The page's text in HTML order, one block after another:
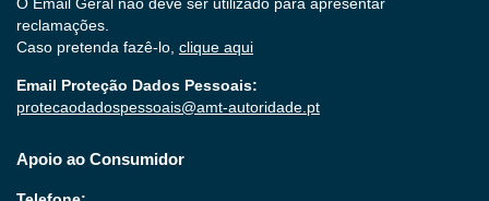
reclamações.
Caso pretenda fazê-lo, clique aqui
Email Proteção Dados Pessoais:
protecaodadospessoais@amt-autoridade.pt
Apoio ao Consumidor